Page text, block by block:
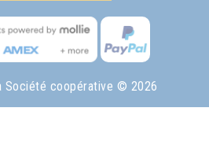
Société coopérative © 2026